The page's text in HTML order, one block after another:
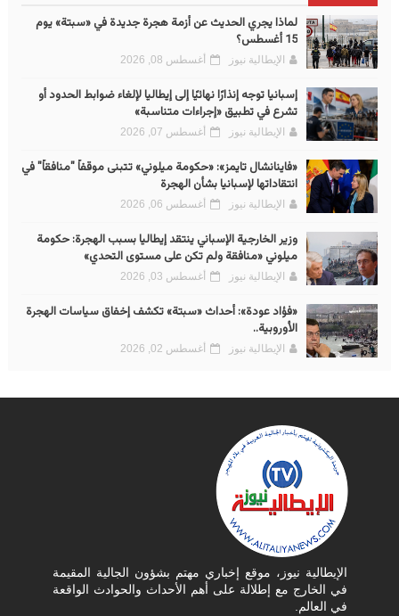
لماذا يجري الحديث عن أزمة هجرة جديدة في «سبتة» يوم
15 أغسطس؟
الإيطالية نيوز أغسطس 08, 2026
إسبانيا توجه إنذارًا نهائيًا إلى إيطاليا لإلغاء ضوابط الحدود أو
تشرع في تطبيق «إجراءات متناسبة»
الإيطالية نيوز أغسطس 07, 2026
«فاينانشال تايمز»: «حكومة ميلوني» تتبنى موقفاً "منافقاً" في
انتقاداتها لإسبانيا بشأن الهجرة
الإيطالية نيوز أغسطس 06, 2026
وزير الخارجية الإسباني ينتقد إيطاليا بسبب الهجرة: حكومة
ميلوني «منافقة ولم تكن على مستوى التحدي»
الإيطالية نيوز أغسطس 03, 2026
«فؤاد عودة»: أحداث «سبتة» تكشف إخفاق سياسات الهجرة
الأوروبية..
الإيطالية نيوز أغسطس 02, 2026
الإيطالية نيوز، موقع إخباري مهتم بشؤون الجالية المقيمة
في الخارج مع إطلالة على أهم الأحداث والحوادث الواقعة
في العالم.